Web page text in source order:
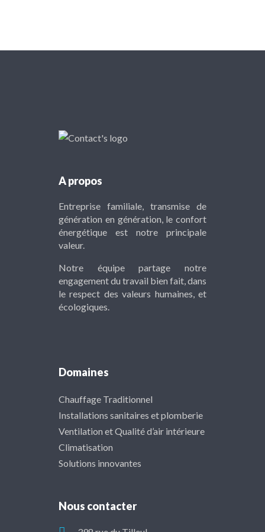
A propos
Entreprise familiale, transmise de
génération en génération, le confort
énergétique est notre principale
valeur.
Notre équipe partage notre
engagement du travail bien fait, dans
le respect des valeurs humaines, et
écologiques.
Domaines
Chauffage Traditionnel
Installations sanitaires et plomberie
Ventilation et Qualité d’air intérieure
Climatisation
Solutions innovantes
Nous contacter